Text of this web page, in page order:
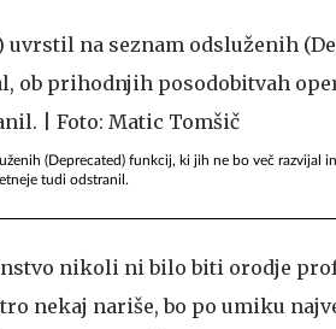
(Deprecated) funkcij, ki jih ne bo več razvijal
tudi odstranil.
nikoli ni bilo biti orodje
nekaj nariše, bo po umiku